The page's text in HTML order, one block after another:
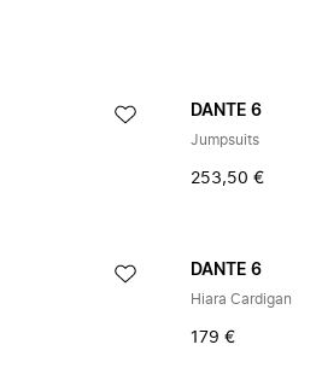
DANTE 6
Jumpsuits
253,50 €
DANTE 6
Hiara Cardigan
179 €